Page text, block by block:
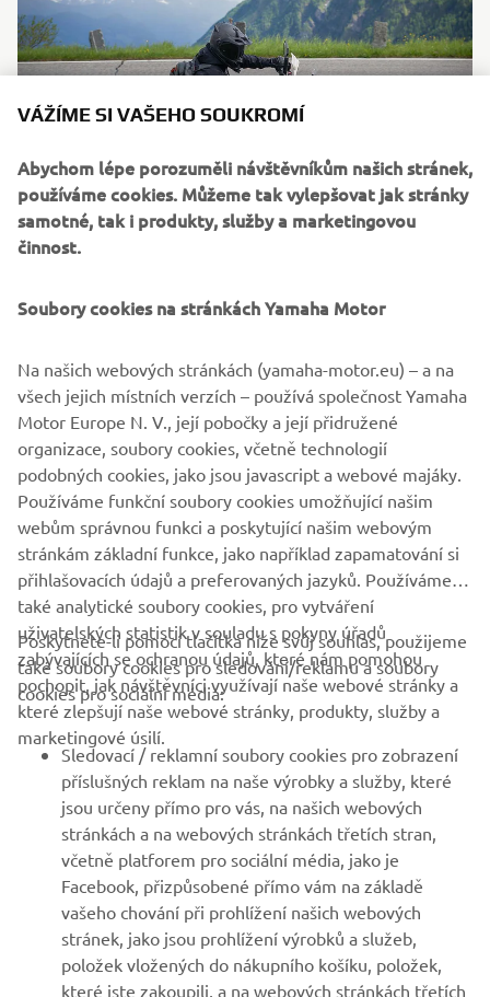
FIREMNÍ
B2B
VÍCE YAMAHA
PODPORA
ZPRAVODAJ
Získejte jako první informace o nejnovějších nabídkách,
speciálních akcích, nových verzích a mnoho dalšího
VÁŽÍME SI VAŠEHO SOUKROMÍ
Abychom lépe porozuměli návštěvníkům našich stránek,
používáme cookies. Můžeme tak vylepšovat jak stránky
samotné, tak i produkty, služby a marketingovou
činnost.
Soubory cookies na stránkách Yamaha Motor
Na našich webových stránkách (yamaha-motor.eu) – a na
všech jejich místních verzích – používá společnost Yamaha
Motor Europe N. V., její pobočky a její přidružené
organizace, soubory cookies, včetně technologií
podobných cookies, jako jsou javascript a webové majáky.
Používáme funkční soubory cookies umožňující našim
webům správnou funkci a poskytující našim webovým
stránkám základní funkce, jako například zapamatování si
přihlašovacích údajů a preferovaných jazyků. Používáme
také analytické soubory cookies, pro vytváření
uživatelských statistik v souladu s pokyny úřadů
zabývajících se ochranou údajů, které nám pomohou
pochopit, jak návštěvníci využívají naše webové stránky a
které zlepšují naše webové stránky, produkty, služby a
marketingové úsilí.
Poskytnete-li pomocí tlačítka níže svůj souhlas, použijeme
také soubory cookies pro sledování/reklamu a soubory
cookies pro sociální média:
Sledovací / reklamní soubory cookies pro zobrazení
příslušných reklam na naše výrobky a služby, které
jsou určeny přímo pro vás, na našich webových
stránkách a na webových stránkách třetích stran,
včetně platforem pro sociální média, jako je
Facebook, přizpůsobené přímo vám na základě
vašeho chování při prohlížení našich webových
stránek, jako jsou prohlížení výrobků a služeb,
položek vložených do nákupního košíku, položek,
které jste zakoupili, a na webových stránkách třetích